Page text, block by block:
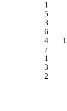
1
5
3
6
4
/
1
3
2